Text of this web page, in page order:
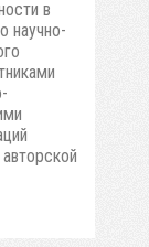
в
научно-